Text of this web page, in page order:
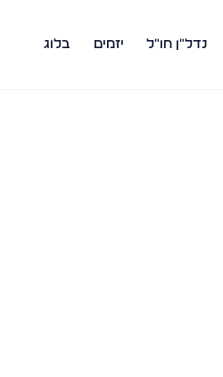
נדל"ן חו"ל יזמים בלוג